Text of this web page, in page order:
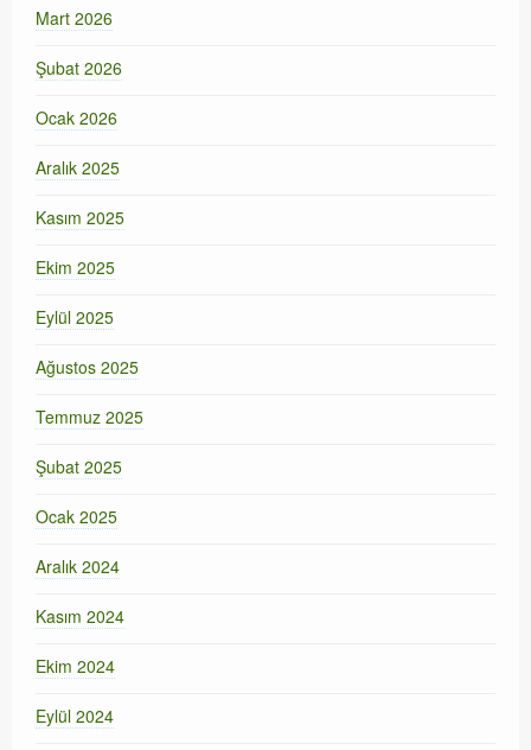
Mart 2026
Şubat 2026
Ocak 2026
Aralık 2025
Kasım 2025
Ekim 2025
Eylül 2025
Ağustos 2025
Temmuz 2025
Şubat 2025
Ocak 2025
Aralık 2024
Kasım 2024
Ekim 2024
Eylül 2024